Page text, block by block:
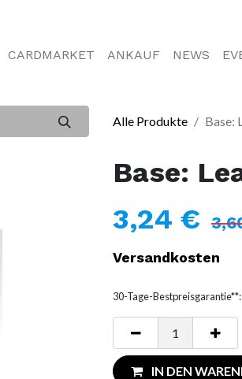
CARDMARKET ANKAUF NEWS
Alle Produkte Base:
Base:
3,24 €
Versandkosten
30-Tage-Bestpreisgarantie**:
IN DEN